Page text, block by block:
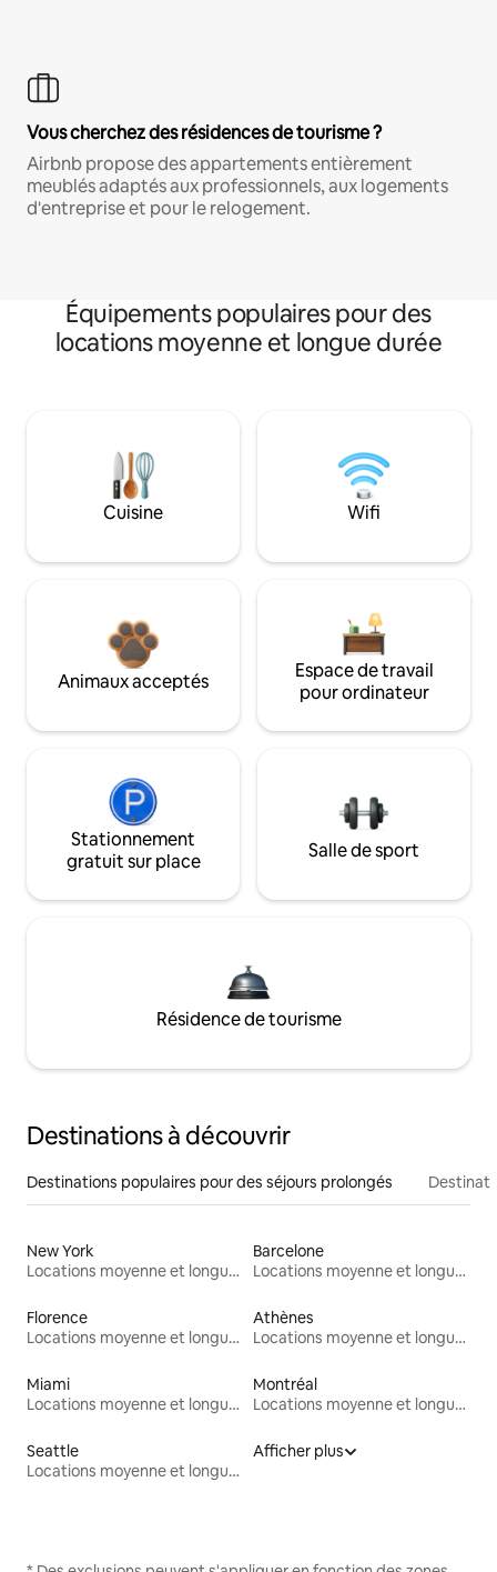
Vous cherchez des résidences de tourisme ?
Airbnb propose des appartements entièrement
meublés adaptés aux professionnels, aux logements
d'entreprise et pour le relogement.
Équipements populaires pour des
locations moyenne et longue durée
Cuisine Wifi
Animaux acceptés
Espace de travail
pour ordinateur
Stationnement
gratuit sur place
Salle de sport
Résidence de tourisme
Destinations à découvrir
Destinations populaires pour des séjours prolongés
New York
Locations moyenne et longue durée
Barcelone
Locations moyenne et longue durée
Florence
Locations moyenne et longue durée
Athènes
Locations moyenne et longue durée
Miami
Locations moyenne et longue durée
Montréal
Locations moyenne et longue durée
Seattle
Locations moyenne et longue durée
Afficher plus